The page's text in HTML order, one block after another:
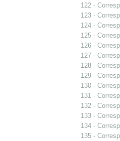
122 -
123 -
124 -
125 -
126 -
127 -
128 -
129 -
130 -
131 -
132 -
133 -
134 -
135 -